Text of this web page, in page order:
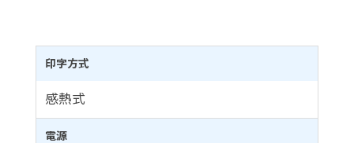
印字方式
感熱式
電源